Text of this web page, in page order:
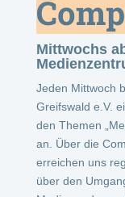
Mittwochs
Jeden Mittwoch
Greifswald e.V.
den Themen
an. Über die
erreichen uns
über den